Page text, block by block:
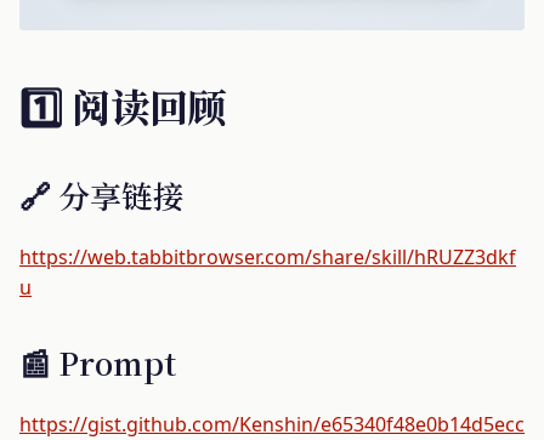
1️⃣ 阅读回顾
🔗 分享链接
https://web.tabbitbrowser.com/share/skill/hRUZZ3dkf
u
📰 Prompt
https://gist.github.com/Kenshin/e65340f48e0b14d5ecc